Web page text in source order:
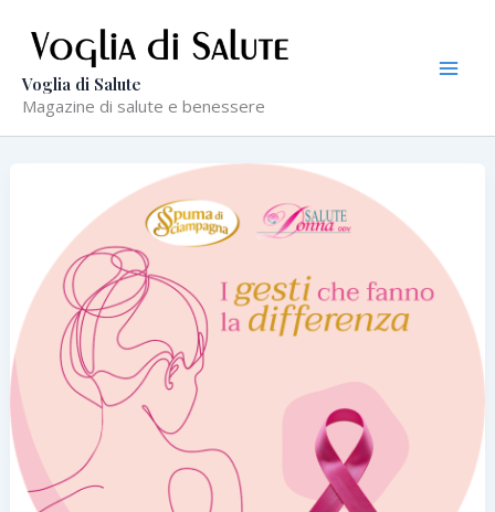
contenuto
Voglia di Salute
Magazine di salute e benessere